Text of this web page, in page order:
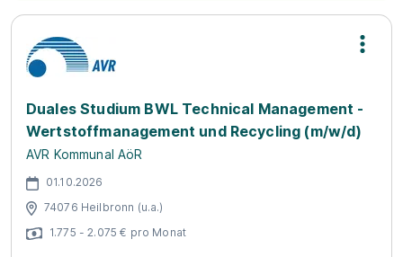
Duales Studium BWL Technical Management -
Wertstoffmanagement und Recycling (m/w/d)
AVR Kommunal AöR
01.10.2026
74076 Heilbronn (u.a.)
1.775 - 2.075 € pro Monat